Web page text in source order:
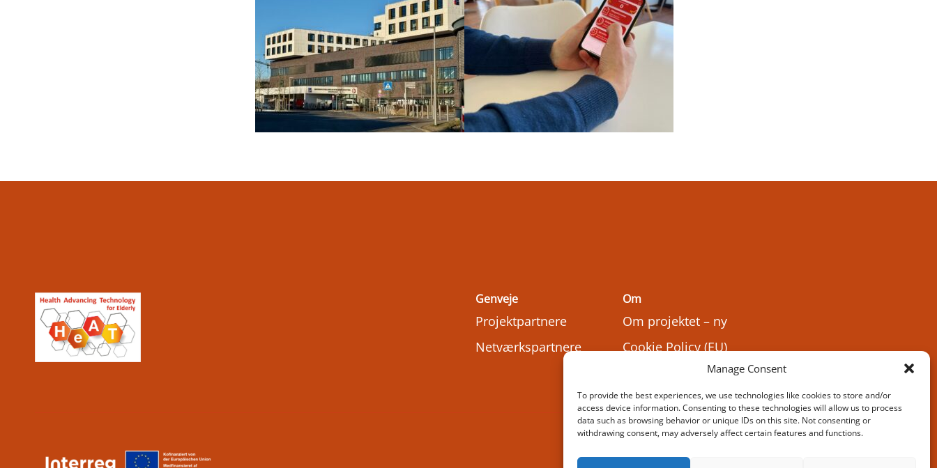
Manage Consent
To provide the best experiences, we use technologies like cookies to store and/or
access device information. Consenting to these technologies will allow us to process
data such as browsing behavior or unique IDs on this site. Not consenting or
withdrawing consent, may adversely affect certain features and functions.
Genveje
Projektpartnere
Netværkspartnere
Om
Om projektet – ny
Cookie Policy (EU)